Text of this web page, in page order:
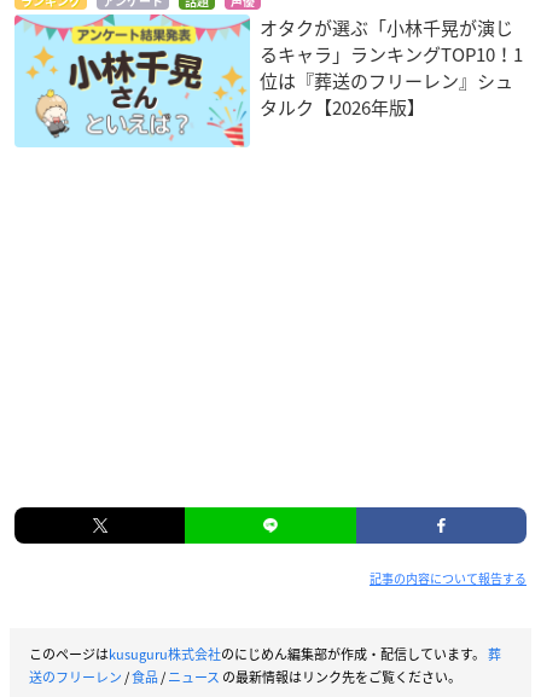
オタクが選ぶ「小林千晃が演じ
るキャラ」ランキングTOP10！1
位は『葬送のフリーレン』シュ
タルク【2026年版】
記事の内容について報告する
このページはkusuguru株式会社のにじめん編集部が作成・配信しています。 葬
送のフリーレン/食品/ニュース の最新情報はリンク先をご覧ください。